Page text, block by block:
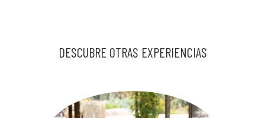
DESCUBRE OTRAS EXPERIENCIAS